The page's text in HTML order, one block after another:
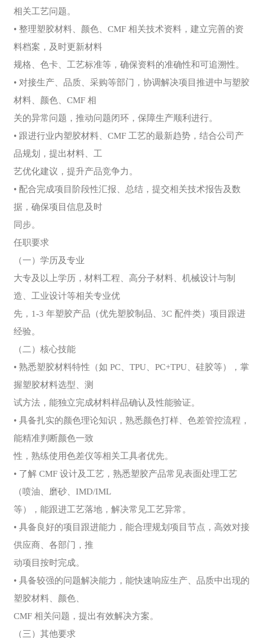
相关工艺问题。
• 整理塑胶材料、颜色、CMF 相关技术资料，建立完善的资
料档案，及时更新材料
规格、色卡、工艺标准等，确保资料的准确性和可追溯性。
• 对接生产、品质、采购等部门，协调解决项目推进中与塑胶
材料、颜色、CMF 相
关的异常问题，推动问题闭环，保障生产顺利进行。
• 跟进行业内塑胶材料、CMF 工艺的最新趋势，结合公司产
品规划，提出材料、工
艺优化建议，提升产品竞争力。
• 配合完成项目阶段性汇报、总结，提交相关技术报告及数
据，确保项目信息及时
同步。
任职要求
（一）学历及专业
大专及以上学历，材料工程、高分子材料、机械设计与制
造、工业设计等相关专业优
先，1-3 年塑胶产品（优先塑胶制品、3C 配件类）项目跟进
经验。
（二）核心技能
• 熟悉塑胶材料特性（如 PC、TPU、PC+TPU、硅胶等），掌
握塑胶材料选型、测
试方法，能独立完成材料样品确认及性能验证。
• 具备扎实的颜色理论知识，熟悉颜色打样、色差管控流程，
能精准判断颜色一致
性，熟练使用色差仪等相关工具者优先。
• 了解 CMF 设计及工艺，熟悉塑胶产品常见表面处理工艺
（喷油、磨砂、IMD/IML
等），能跟进工艺落地，解决常见工艺异常。
• 具备良好的项目跟进能力，能合理规划项目节点，高效对接
供应商、各部门，推
动项目按时完成。
• 具备较强的问题解决能力，能快速响应生产、品质中出现的
塑胶材料、颜色、
CMF 相关问题，提出有效解决方案。
（三）其他要求